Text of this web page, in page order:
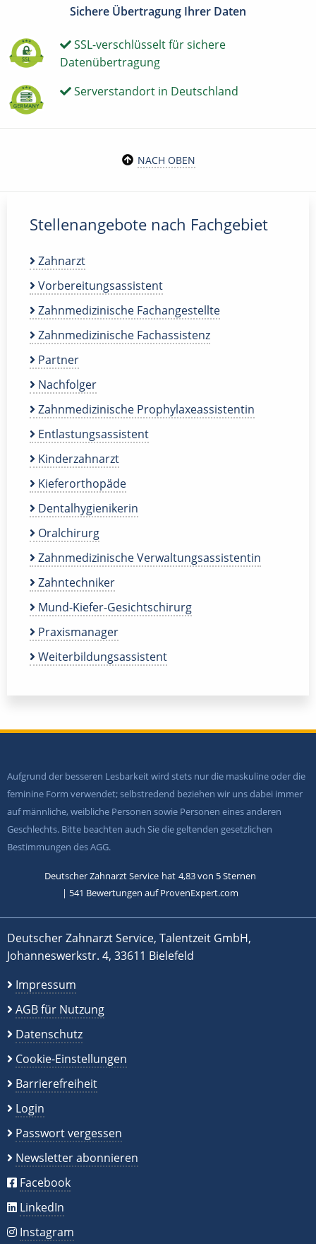
Sichere Übertragung Ihrer Daten
SSL-verschlüsselt für sichere
Datenübertragung
Serverstandort in Deutschland
NACH OBEN
Stellenangebote nach Fachgebiet
Zahnarzt
Vorbereitungsassistent
Zahnmedizinische Fachangestellte
Zahnmedizinische Fachassistenz
Partner
Nachfolger
Zahnmedizinische Prophylaxeassistentin
Entlastungsassistent
Kinderzahnarzt
Kieferorthopäde
Dentalhygienikerin
Oralchirurg
Zahnmedizinische Verwaltungsassistentin
Zahntechniker
Mund-Kiefer-Gesichtschirurg
Praxismanager
Weiterbildungsassistent
Aufgrund der besseren Lesbarkeit wird stets nur die maskuline oder die
feminine Form verwendet; selbstredend beziehen wir uns dabei immer
auf männliche, weibliche Personen sowie Personen eines anderen
Geschlechts. Bitte beachten auch Sie die geltenden gesetzlichen
Bestimmungen des AGG.
Deutscher Zahnarzt Service hat 4,83von 5Sternen
| 541 Bewertungen auf ProvenExpert.com
Deutscher Zahnarzt Service, Talentzeit GmbH,
Johanneswerkstr. 4, 33611 Bielefeld
Impressum
AGB für Nutzung
Datenschutz
Cookie-Einstellungen
Barrierefreiheit
Login
Passwort vergessen
Newsletter abonnieren
Facebook
LinkedIn
Instagram